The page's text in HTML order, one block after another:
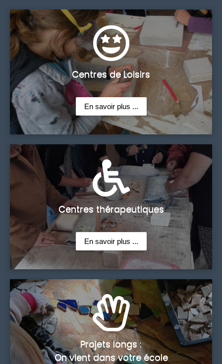
Centres de Loisirs
En savoir plus ...
Centres thérapeutiques
En savoir plus ...
Projets longs :
On vient dans votre école